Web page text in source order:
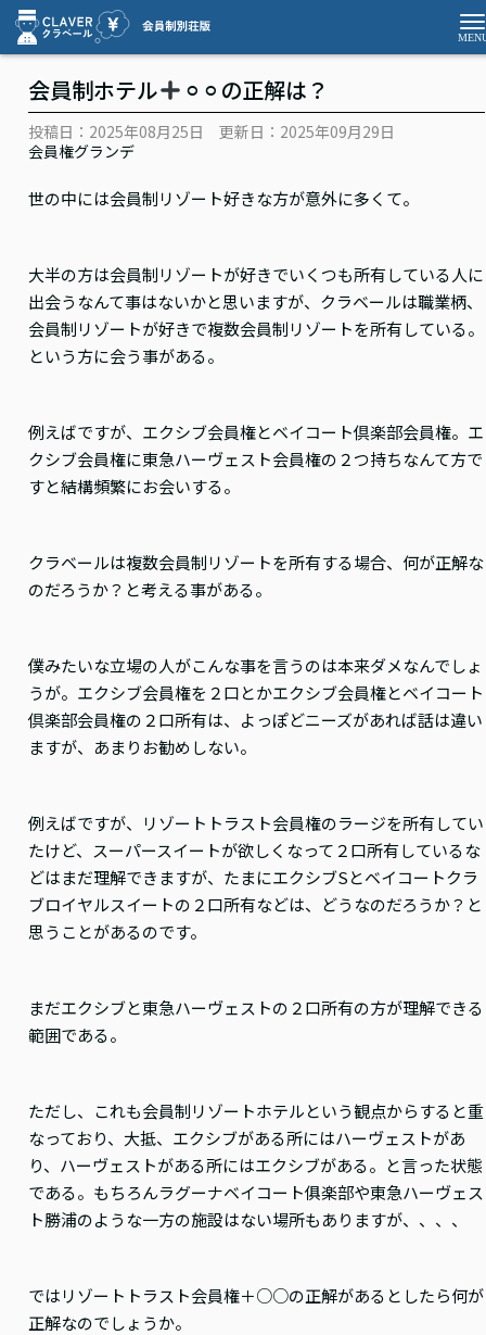
会員制ホテル ⚪︎⚪︎の正解は？
投稿日：2025年08月25日
更新日：2025年09月29日
会員権グランデ
世の中には会員制リゾート好きな方が意外に多くて。
大半の方は会員制リゾートが好きでいくつも所有している人に
出会うなんて事はないかと思いますが、クラベールは職業柄、
会員制リゾートが好きで複数会員制リゾートを所有している。
という方に会う事がある。
例えばですが、エクシブ会員権とベイコート倶楽部会員権。エ
クシブ会員権に東急ハーヴェスト会員権の２つ持ちなんて方で
すと結構頻繁にお会いする。
クラベールは複数会員制リゾートを所有する場合、何が正解な
のだろうか？と考える事がある。
僕みたいな立場の人がこんな事を言うのは本来ダメなんでしょ
うが。エクシブ会員権を２口とかエクシブ会員権とベイコート
倶楽部会員権の２口所有は、よっぽどニーズがあれば話は違い
ますが、あまりお勧めしない。
例えばですが、リゾートトラスト会員権のラージを所有してい
たけど、スーパースイートが欲しくなって２口所有しているな
どはまだ理解できますが、たまにエクシブSとベイコートクラ
ブロイヤルスイートの２口所有などは、どうなのだろうか？と
思うことがあるのです。
まだエクシブと東急ハーヴェストの２口所有の方が理解できる
範囲である。
ただし、これも会員制リゾートホテルという観点からすると重
なっており、大抵、エクシブがある所にはハーヴェストがあ
り、ハーヴェストがある所にはエクシブがある。と言った状態
である。もちろんラグーナベイコート俱楽部や東急ハーヴェス
ト勝浦のような一方の施設はない場所もありますが、、、、
ではリゾートトラスト会員権＋○○の正解があるとしたら何が
正解なのでしょうか。